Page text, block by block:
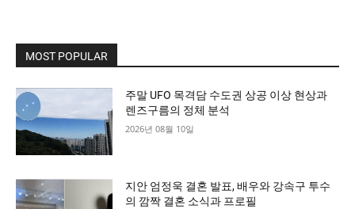
MOST POPULAR
주말 UFO 목격담 수도권 상공 이상 현상과
렌즈구름의 정체 분석
2026년 08월 10일
지안 엄정욱 결혼 발표, 배우와 강속구 투수
의 깜짝 결혼 소식과 프로필